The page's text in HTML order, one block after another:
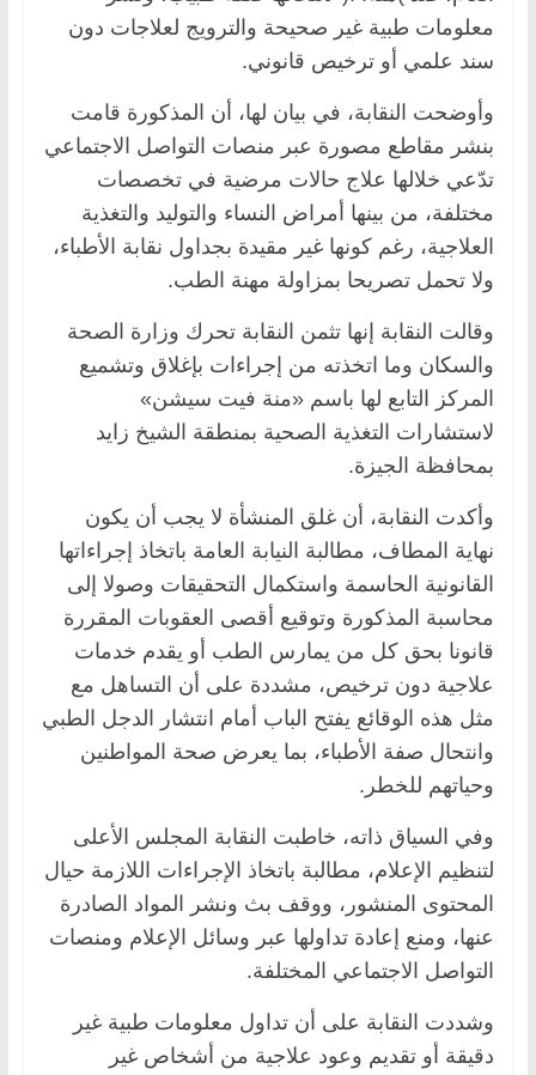
معلومات طبية غير صحيحة والترويج لعلاجات دون
سند علمي أو ترخيص قانوني.
وأوضحت النقابة، في بيان لها، أن المذكورة قامت
بنشر مقاطع مصورة عبر منصات التواصل الاجتماعي
تدّعي خلالها علاج حالات مرضية في تخصصات
مختلفة، من بينها أمراض النساء والتوليد والتغذية
العلاجية، رغم كونها غير مقيدة بجداول نقابة الأطباء،
ولا تحمل تصريحا بمزاولة مهنة الطب.
وقالت النقابة إنها تثمن النقابة تحرك وزارة الصحة
والسكان وما اتخذته من إجراءات بإغلاق وتشميع
المركز التابع لها باسم «منة فيت سيشن»
لاستشارات التغذية الصحية بمنطقة الشيخ زايد
بمحافظة الجيزة.
وأكدت النقابة، أن غلق المنشأة لا يجب أن يكون
نهاية المطاف، مطالبة النيابة العامة باتخاذ إجراءاتها
القانونية الحاسمة واستكمال التحقيقات وصولا إلى
محاسبة المذكورة وتوقيع أقصى العقوبات المقررة
قانونا بحق كل من يمارس الطب أو يقدم خدمات
علاجية دون ترخيص، مشددة على أن التساهل مع
مثل هذه الوقائع يفتح الباب أمام انتشار الدجل الطبي
وانتحال صفة الأطباء، بما يعرض صحة المواطنين
وحياتهم للخطر.
وفي السياق ذاته، خاطبت النقابة المجلس الأعلى
لتنظيم الإعلام، مطالبة باتخاذ الإجراءات اللازمة حيال
المحتوى المنشور، ووقف بث ونشر المواد الصادرة
عنها، ومنع إعادة تداولها عبر وسائل الإعلام ومنصات
التواصل الاجتماعي المختلفة.
وشددت النقابة على أن تداول معلومات طبية غير
دقيقة أو تقديم وعود علاجية من أشخاص غير